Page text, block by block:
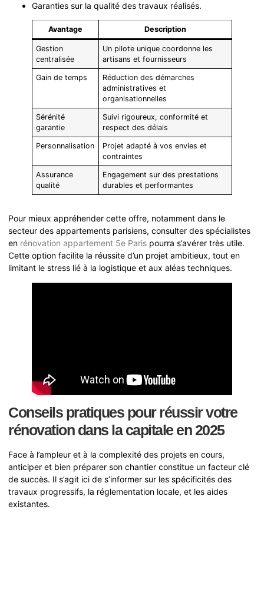
Garanties sur la qualité des travaux réalisés.
Avantage Description
Gestion
centralisée
Un pilote unique coordonne les
artisans et fournisseurs
Gain de temps
Réduction des démarches
administratives et
organisationnelles
Sérénité
garantie
Suivi rigoureux, conformité et
respect des délais
Personnalisation
Projet adapté à vos envies et
contraintes
Assurance
qualité
Engagement sur des prestations
durables et performantes
Pour mieux appréhender cette offre, notamment dans le
secteur des appartements parisiens, consulter des spécialistes
en rénovation appartement 5e Paris pourra s’avérer très utile.
Cette option facilite la réussite d’un projet ambitieux, tout en
limitant le stress lié à la logistique et aux aléas techniques.
Conseils pratiques pour réussir votre
rénovation dans la capitale en 2025
Face à l’ampleur et à la complexité des projets en cours,
anticiper et bien préparer son chantier constitue un facteur clé
de succès. Il s’agit ici de s’informer sur les spécificités des
travaux progressifs, la réglementation locale, et les aides
existantes.